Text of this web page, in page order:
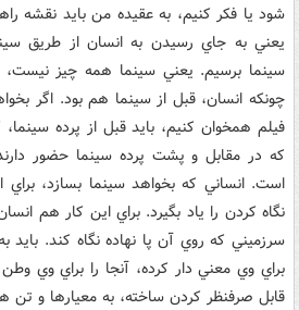
شود يا فکر کنيم، به عقيده من بايد نقشه
يعني به جاي رسيدن به انسان از طريق
سينما برسيم. يعني سينما همه چيز
چونکه انسان، قبل از سينما هم بود. اگر
فيلم همخوان کنيم، بايد قبل از پرده
که در مقابل و پشت پرده سينما حضور
است. انساني که بخواهد سينما بسازد، براي
نگاه کردن را ياد بگيرد. براي اين کار هم
سرزميني که روي آن پا نهاده نگاه کند. بايد
براي وي معني دار کرده، آنجا را براي وي
قابل صرفنظر کردن ساخته، به معيارها و تن